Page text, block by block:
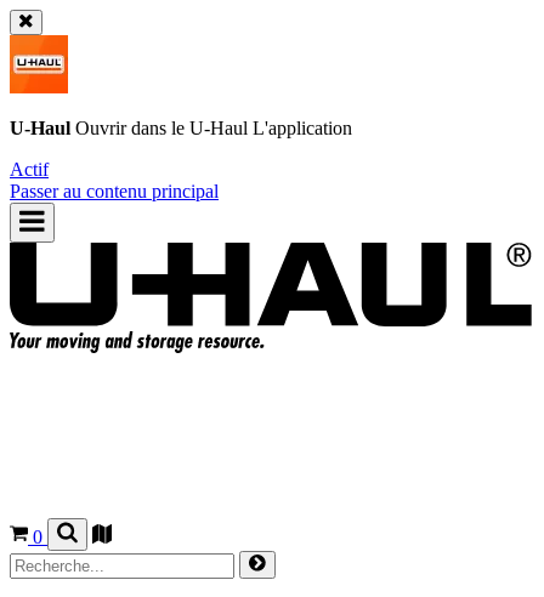
U-Haul Ouvrir dans le U-Haul L'application
Actif
Passer au contenu principal
0